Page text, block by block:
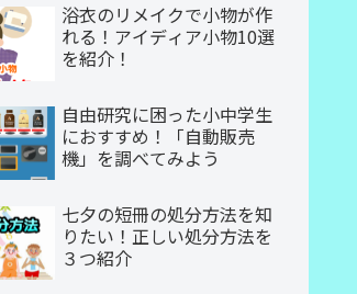
浴衣のリメイクで小物が作
れる！アイディア小物10選
を紹介！
自由研究に困った小中学生
におすすめ！「自動販売
機」を調べてみよう
七夕の短冊の処分方法を知
りたい！正しい処分方法を
３つ紹介